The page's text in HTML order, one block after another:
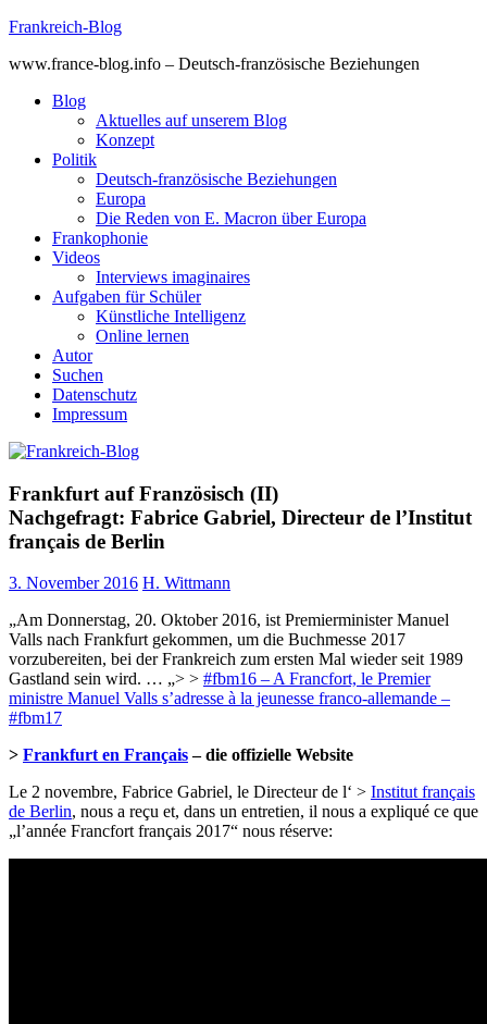
Skip
content
Frankreich-Blog
www.france-blog.info – Deutsch-französische Beziehungen
Blog
Aktuelles auf unserem Blog
Konzept
Politik
Deutsch-französische Beziehungen
Europa
Die Reden von E. Macron über Europa
Frankophonie
Videos
Interviews imaginaires
Aufgaben für Schüler
Künstliche Intelligenz
Online lernen
Autor
Suchen
Datenschutz
Impressum
Frankfurt auf Französisch (II)
Nachgefragt: Fabrice Gabriel, Directeur de l’Institut
français de Berlin
3. November 2016 H. Wittmann
„Am Donnerstag, 20. Oktober 2016, ist Premierminister Manuel
Valls nach Frankfurt gekommen, um die Buchmesse 2017
vorzubereiten, bei der Frankreich zum ersten Mal wieder seit 1989
Gastland sein wird. … „> > #fbm16 – A Francfort, le Premier
ministre Manuel Valls s’adresse à la jeunesse franco-allemande –
#fbm17
> Frankfurt en Français– die offizielle Website
Le 2 novembre, Fabrice Gabriel, le Directeur de l‘ > Institut français
de Berlin, nous a reçu et, dans un entretien, il nous a expliqué ce que
„l’année Francfort français 2017“ nous réserve: